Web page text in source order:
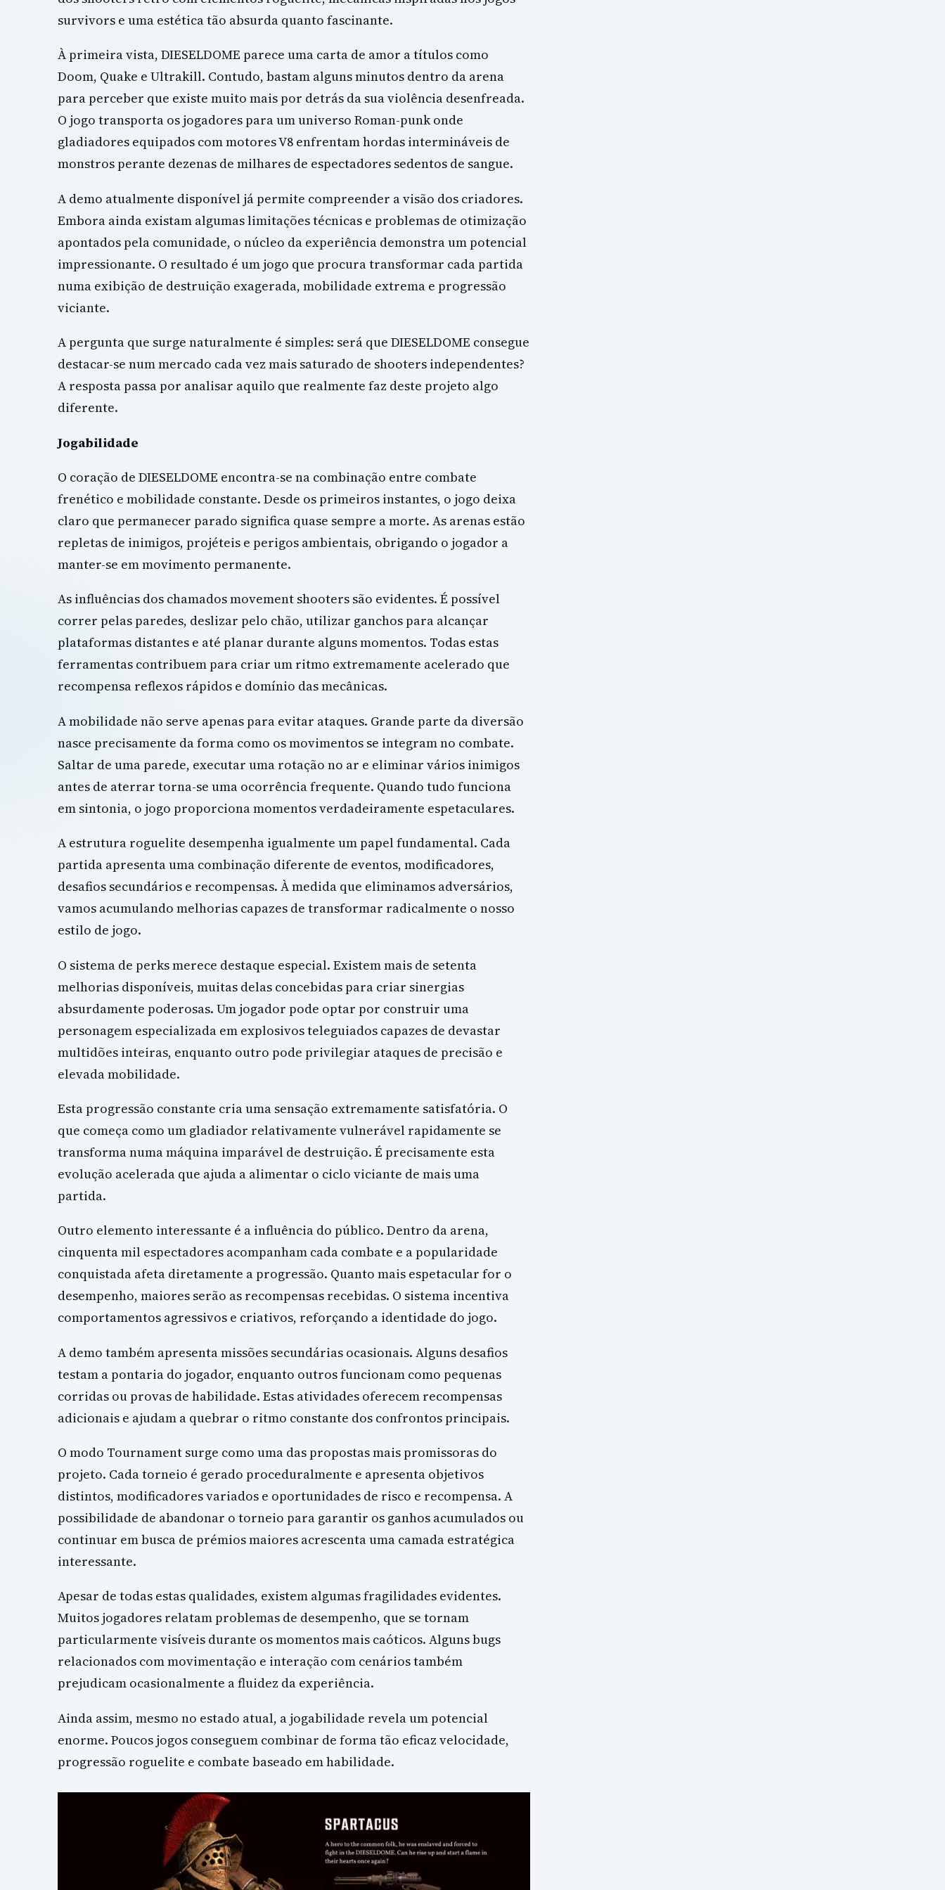
survivors e uma estética tão absurda quanto fascinante.
À primeira vista, DIESELDOME parece uma carta de amor a títulos como
Doom, Quake e Ultrakill. Contudo, bastam alguns minutos dentro da arena
para perceber que existe muito mais por detrás da sua violência desenfreada.
O jogo transporta os jogadores para um universo Roman-punk onde
gladiadores equipados com motores V8 enfrentam hordas intermináveis de
monstros perante dezenas de milhares de espectadores sedentos de sangue.
A demo atualmente disponível já permite compreender a visão dos criadores.
Embora ainda existam algumas limitações técnicas e problemas de otimização
apontados pela comunidade, o núcleo da experiência demonstra um potencial
impressionante. O resultado é um jogo que procura transformar cada partida
numa exibição de destruição exagerada, mobilidade extrema e progressão
viciante.
A pergunta que surge naturalmente é simples: será que DIESELDOME consegue
destacar-se num mercado cada vez mais saturado de shooters independentes?
A resposta passa por analisar aquilo que realmente faz deste projeto algo
diferente.
Jogabilidade
O coração de DIESELDOME encontra-se na combinação entre combate
frenético e mobilidade constante. Desde os primeiros instantes, o jogo deixa
claro que permanecer parado significa quase sempre a morte. As arenas estão
repletas de inimigos, projéteis e perigos ambientais, obrigando o jogador a
manter-se em movimento permanente.
As influências dos chamados movement shooters são evidentes. É possível
correr pelas paredes, deslizar pelo chão, utilizar ganchos para alcançar
plataformas distantes e até planar durante alguns momentos. Todas estas
ferramentas contribuem para criar um ritmo extremamente acelerado que
recompensa reflexos rápidos e domínio das mecânicas.
A mobilidade não serve apenas para evitar ataques. Grande parte da diversão
nasce precisamente da forma como os movimentos se integram no combate.
Saltar de uma parede, executar uma rotação no ar e eliminar vários inimigos
antes de aterrar torna-se uma ocorrência frequente. Quando tudo funciona
em sintonia, o jogo proporciona momentos verdadeiramente espetaculares.
A estrutura roguelite desempenha igualmente um papel fundamental. Cada
partida apresenta uma combinação diferente de eventos, modificadores,
desafios secundários e recompensas. À medida que eliminamos adversários,
vamos acumulando melhorias capazes de transformar radicalmente o nosso
estilo de jogo.
O sistema de perks merece destaque especial. Existem mais de setenta
melhorias disponíveis, muitas delas concebidas para criar sinergias
absurdamente poderosas. Um jogador pode optar por construir uma
personagem especializada em explosivos teleguiados capazes de devastar
multidões inteiras, enquanto outro pode privilegiar ataques de precisão e
elevada mobilidade.
Esta progressão constante cria uma sensação extremamente satisfatória. O
que começa como um gladiador relativamente vulnerável rapidamente se
transforma numa máquina imparável de destruição. É precisamente esta
evolução acelerada que ajuda a alimentar o ciclo viciante de mais uma
partida.
Outro elemento interessante é a influência do público. Dentro da arena,
cinquenta mil espectadores acompanham cada combate e a popularidade
conquistada afeta diretamente a progressão. Quanto mais espetacular for o
desempenho, maiores serão as recompensas recebidas. O sistema incentiva
comportamentos agressivos e criativos, reforçando a identidade do jogo.
A demo também apresenta missões secundárias ocasionais. Alguns desafios
testam a pontaria do jogador, enquanto outros funcionam como pequenas
corridas ou provas de habilidade. Estas atividades oferecem recompensas
adicionais e ajudam a quebrar o ritmo constante dos confrontos principais.
O modo Tournament surge como uma das propostas mais promissoras do
projeto. Cada torneio é gerado proceduralmente e apresenta objetivos
distintos, modificadores variados e oportunidades de risco e recompensa. A
possibilidade de abandonar o torneio para garantir os ganhos acumulados ou
continuar em busca de prémios maiores acrescenta uma camada estratégica
interessante.
Apesar de todas estas qualidades, existem algumas fragilidades evidentes.
Muitos jogadores relatam problemas de desempenho, que se tornam
particularmente visíveis durante os momentos mais caóticos. Alguns bugs
relacionados com movimentação e interação com cenários também
prejudicam ocasionalmente a fluidez da experiência.
Ainda assim, mesmo no estado atual, a jogabilidade revela um potencial
enorme. Poucos jogos conseguem combinar de forma tão eficaz velocidade,
progressão roguelite e combate baseado em habilidade.